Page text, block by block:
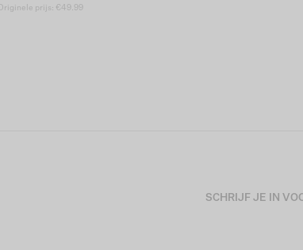
Originele prijs: €49.99
SCHRIJF JE IN